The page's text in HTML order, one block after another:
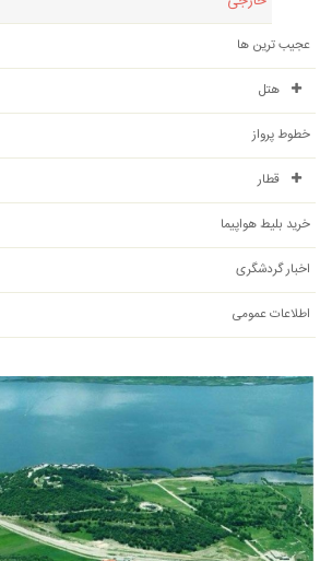
عجیب ترین ها
هتل
خطوط پرواز
قطار
خرید بلیط هواپیما
اخبار گردشگری
اطلاعات عمومی